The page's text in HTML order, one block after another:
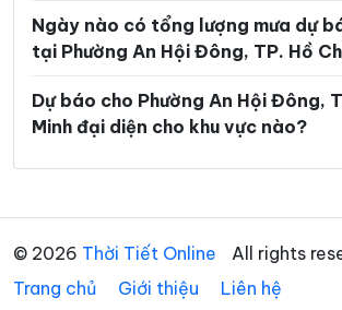
Phường Phú Định Phường Phú
Phường Phú Nhuận Phường Phú
Phường Phú Thọ Hòa Phường Phú
Phường Phước Long Phường
Phường Rạch Dừa Phường Sài
Phường Tam Bình Phường Tam
Ngày nào có tổng lượng mưa dự
tại Phường An Hội Đông, TP. Hồ
Dự báo cho Phường An Hội Đông,
Minh đại diện cho khu vực nào?
© 2026 Thời Tiết Online
All rights
Trang chủ
Giới thiệu Liên hệ